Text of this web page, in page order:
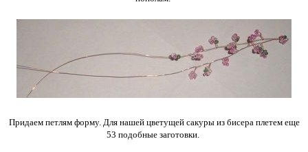
Придаем петлям форму. Для нашей цветущей сакуры из бисера плетем еще
53 подобные заготовки.